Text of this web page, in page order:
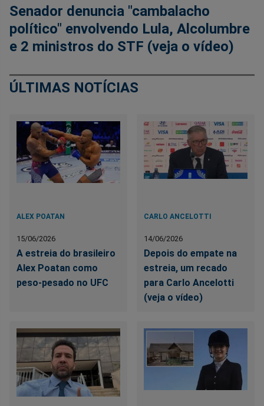
Senador denuncia "cambalacho
político" envolvendo Lula, Alcolumbre
e 2 ministros do STF (veja o vídeo)
ÚLTIMAS NOTÍCIAS
ALEX POATAN
15/06/2026
A estreia do brasileiro
Alex Poatan como
peso-pesado no UFC
CARLO ANCELOTTI
14/06/2026
Depois do empate na
estreia, um recado
para Carlo Ancelotti
(veja o vídeo)